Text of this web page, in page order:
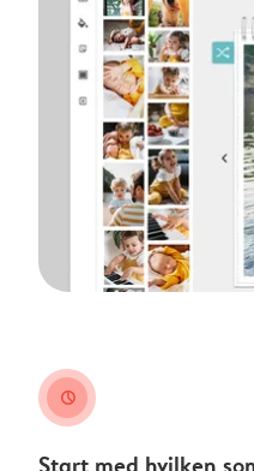
clock
Start med hvilken